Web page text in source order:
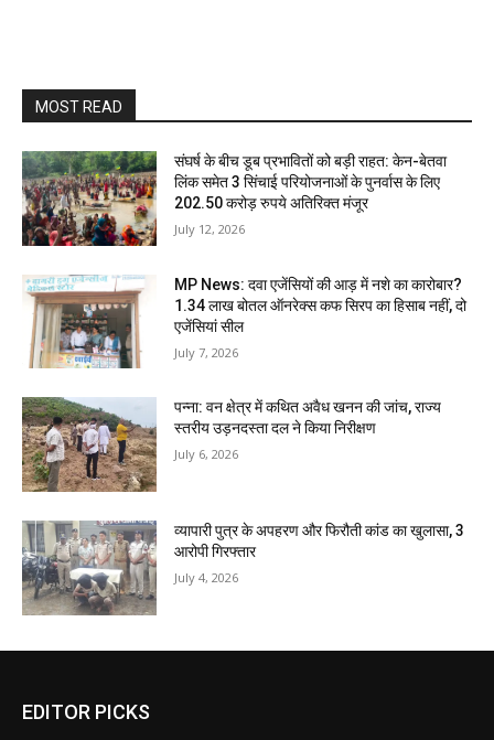
MOST READ
संघर्ष के बीच डूब प्रभावितों को बड़ी राहत: केन-बेतवा
लिंक समेत 3 सिंचाई परियोजनाओं के पुनर्वास के लिए
202.50 करोड़ रुपये अतिरिक्त मंजूर
July 12, 2026
MP News: दवा एजेंसियों की आड़ में नशे का कारोबार?
1.34 लाख बोतल ऑनरेक्स कफ सिरप का हिसाब नहीं, दो
एजेंसियां सील
July 7, 2026
पन्ना: वन क्षेत्र में कथित अवैध खनन की जांच, राज्य
स्तरीय उड़नदस्ता दल ने किया निरीक्षण
July 6, 2026
व्यापारी पुत्र के अपहरण और फिरौती कांड का खुलासा, 3
आरोपी गिरफ्तार
July 4, 2026
EDITOR PICKS